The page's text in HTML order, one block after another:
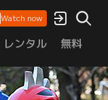
Watch now
レンタル 無料